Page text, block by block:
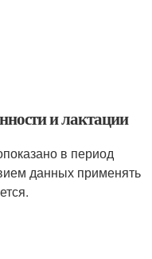
и лактации
в период
данных применять